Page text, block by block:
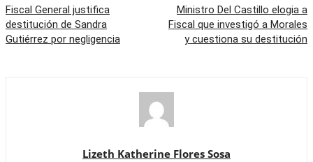
Fiscal General justifica
destitución de Sandra
Gutiérrez por negligencia
Ministro Del Castillo elogia a
Fiscal que investigó a Morales
y cuestiona su destitución
Lizeth Katherine Flores Sosa